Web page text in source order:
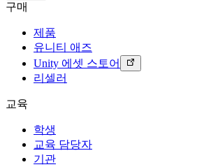
구매
제품
유니티 애즈
Unity 에셋 스토어
리셀러
교육
학생
교육 담당자
기관